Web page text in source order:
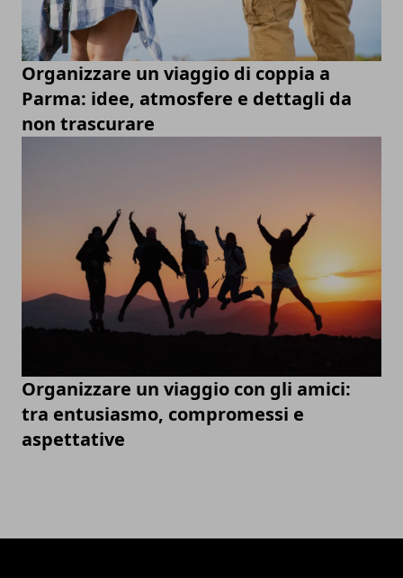
Organizzare un viaggio di coppia a
Parma: idee, atmosfere e dettagli da
non trascurare
Organizzare un viaggio con gli amici:
tra entusiasmo, compromessi e
aspettative